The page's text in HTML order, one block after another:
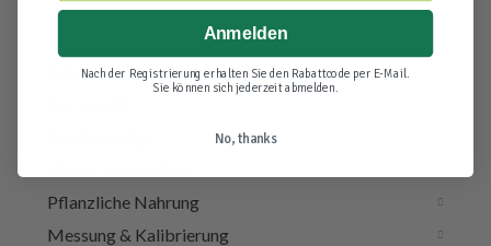
Beleuchtung & Elektra
Pflanzliche Nahrung
Messung & Kalibrierung
Anmelden
Nach der Registrierung erhalten Sie den Rabattcode per E-Mail.
Sie können sich jederzeit abmelden.
No, thanks